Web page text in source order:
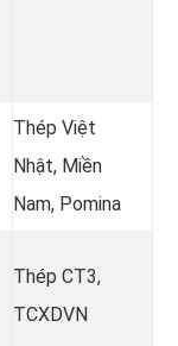
Thép Việt
Nhật, Miền
Nam, Pomina
Thép CT3,
TCXDVN